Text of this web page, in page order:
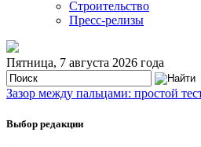
Строительство
Пресс-релизы
Пятница, 7 августа 2026 года
Зазор между пальцами: простой
Выбор редакции